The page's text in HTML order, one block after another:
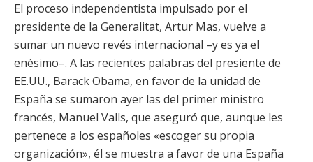
El proceso independentista impulsado por el
presidente de la Generalitat, Artur Mas, vuelve a
sumar un nuevo revés internacional –y es ya el
enésimo–. A las recientes palabras del presiente de
EE.UU., Barack Obama, en favor de la unidad de
España se sumaron ayer las del primer ministro
francés, Manuel Valls, que aseguró que, aunque les
pertenece a los españoles «escoger su propia
organización», él se muestra a favor de una España